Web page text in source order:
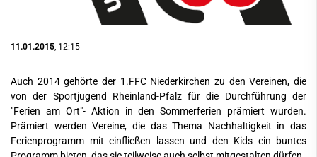
11.01.2015 , 12:15
Auch 2014 gehörte der 1.FFC Niederkirchen zu den Vereinen, die
von der Sportjugend Rheinland-Pfalz für die Durchführung der
"Ferien am Ort"- Aktion in den Sommerferien prämiert wurden.
Prämiert werden Vereine, die das Thema Nachhaltigkeit in das
Ferienprogramm mit einfließen lassen und den Kids ein buntes